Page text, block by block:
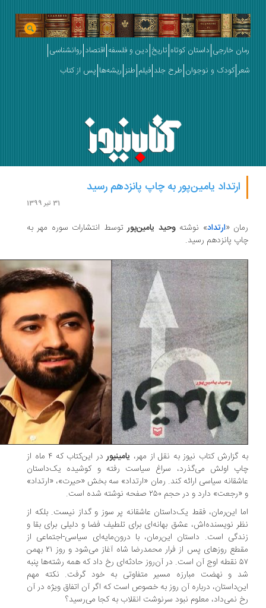
خارجی داستان کوتاه تاریخ دین و فلسفه اقتصاد روانشناسی
کودک و نوجوان طرح جلد فیلم طنز ریشه‌ها پس از کتاب
ارتداد یامین‌پور به چاپ پانزدهم رسید
«ارتداد» نوشتهوحید یامین‌پورتوسط انتشارات سوره مهر به
پانزدهم رسید.
گزارش کتاب نیوز به نقل از مهر، یامین​پور
در این‌کتاب که ۴ ماه از
اولش می‌گذرد، سراغ سیاست رفته و کوشیده یک‌داستان
سیاسی ارائه کند. رمان «ارتداد» سه بخش «حیرت»، «ارتداد»
دارد و در حجم ۲۵۰ صفحه نوشته شده است.
این‌رمان، فقط یک‌داستان عاشقانه پر سوز و گداز نیست. بلکه از
نویسنده‌اش، عشق بهانه‌ای برای تلطیف فضا و دلیلی برای بقا و
است. داستان این‌رمان، با درون‌مایه‌ای سیاسی-اجتماعی از
مقطع روزهای پس از فرار محمدرضا شاه آغاز می‌شود و روز ۲۱ بهمن
۵۷ نقطه اوج آن است. در آن‌روز حادثه‌ای رخ داد که همه رشته‌ها پنبه
و نهضت مبارزه مسیر متفاوتی به خود گرفت. نکته مهم
درباره آن روز به خصوص است که اگر آن اتفاق ویژه در آن
نمی‌داد، معلوم نبود سرنوشت انقلاب به کجا می‌رسید؟